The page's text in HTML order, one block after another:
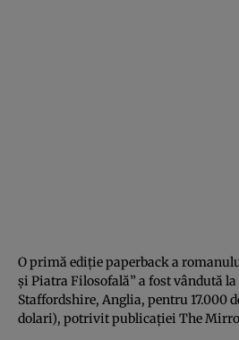
O primă ediție paperback a
și Piatra Filosofală” a fost vândută
Staffordshire, Anglia, pentru 17.000
dolari), potrivit publicației The